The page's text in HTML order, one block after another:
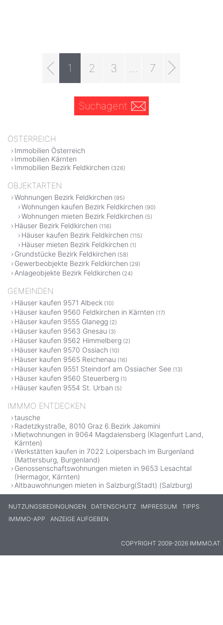
1 2 3 7
Suchagent
ÖSTERREICH
Immobilien Österreich
Immobilien Kärnten
Immobilien Bezirk Feldkirchen (326)
OBJEKTARTEN
Wohnungen Bezirk Feldkirchen (95)
Wohnungen kaufen Bezirk Feldkirchen (90)
Wohnungen mieten Bezirk Feldkirchen (5)
Häuser Bezirk Feldkirchen (116)
Häuser kaufen Bezirk Feldkirchen (115)
Häuser mieten Bezirk Feldkirchen (1)
Grundstücke Bezirk Feldkirchen (58)
Gewerbeobjekte Bezirk Feldkirchen (29)
Anlageobjekte Bezirk Feldkirchen (24)
GEMEINDEN
Häuser kaufen 9571 Albeck (10)
Häuser kaufen 9560 Feldkirchen in Kärnten (17)
Häuser kaufen 9555 Glanegg (2)
Häuser kaufen 9563 Gnesau (3)
Häuser kaufen 9562 Himmelberg (2)
Häuser kaufen 9570 Ossiach (10)
Häuser kaufen 9565 Reichenau (16)
Häuser kaufen 9551 Steindorf am Ossiacher See (13)
Häuser kaufen 9560 Steuerberg (1)
Häuser kaufen 9554 St. Urban (5)
IMMMO ENTDECKEN
tausche
Radetzkystraße, 8010 Graz 6.Bezirk Jakomini
Mietwohnungen in 9064 Magdalensberg (Klagenfurt Land,
Kärnten)
Werkstätten kaufen in 7022 Loipersbach im Burgenland
(Mattersburg, Burgenland)
Genossenschaftswohnungen mieten in 9653 Lesachtal
(Hermagor, Kärnten)
Altbauwohnungen mieten in Salzburg(Stadt) (Salzburg)
NUTZUNGSBEDINGUNGEN DATENSCHUTZ IMPRESSUM
TIPPS
IMMMO-APP
ANZEIGE AUFGEBEN
COPYRIGHT 2009-2026 IMMMO.AT